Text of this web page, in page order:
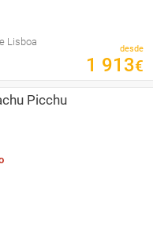
Lisboa
desde
1 913€
Picchu